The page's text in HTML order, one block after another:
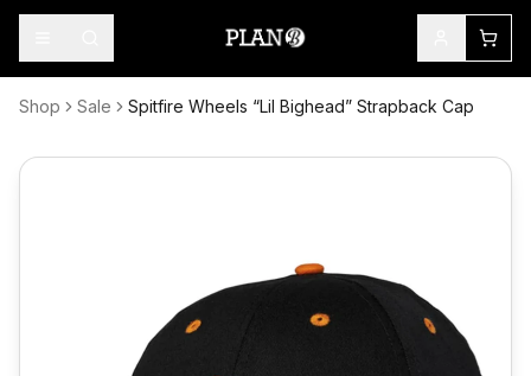
Shop Sale Spitfire Wheels “Lil Bighead” Strapback Cap